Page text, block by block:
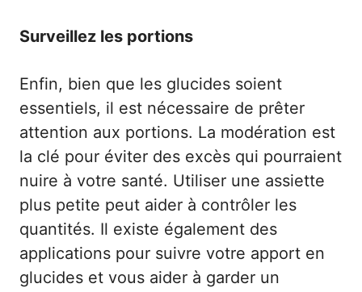
Surveillez les portions
Enfin, bien que les glucides soient
essentiels, il est nécessaire de prêter
attention aux portions. La modération est
la clé pour éviter des excès qui pourraient
nuire à votre santé. Utiliser une assiette
plus petite peut aider à contrôler les
quantités. Il existe également des
applications pour suivre votre apport en
glucides et vous aider à garder un